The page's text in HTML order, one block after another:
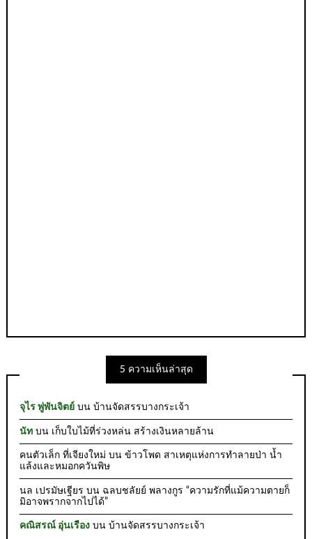
5 ความเห็นล่าสุด
จุไร พู่พันจิตย์ บนบ้านจัดสรรบางกระเจ้า
นัท บน เก็บใบไม้ที่ร่วงหล่น สร้างเงินหลายล้าน
คนตัวเล็ก ที่เจียงใหม่ บนข้าวโพด สาเหตุแห่งการทำลายป่า น้ำ
แล้งและหมอกควันพิษ
นล เปรมัษเฐียร บน ฉลบชลัยย์ พลางกูร “ความรักที่แม้ความตายก็
มิอาจพรากจากไปได้”
คณิสรณ์ อุ่นเรือง บนบ้านจัดสรรบางกระเจ้า